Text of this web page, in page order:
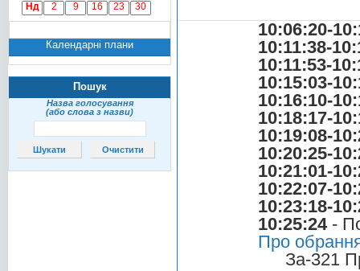
Нд
2 9 16 23 30
Календарні плани
Пошук
Назва голосування
(або слова з назви)
10:06:20-
10:11:38-
10:11:53-
10:15:03-
10:16:10-
10:18:17-
10:19:08-
10:20:25-
10:21:01-
10:22:07-
10:23:18-
10:25:24-
Про
За-321